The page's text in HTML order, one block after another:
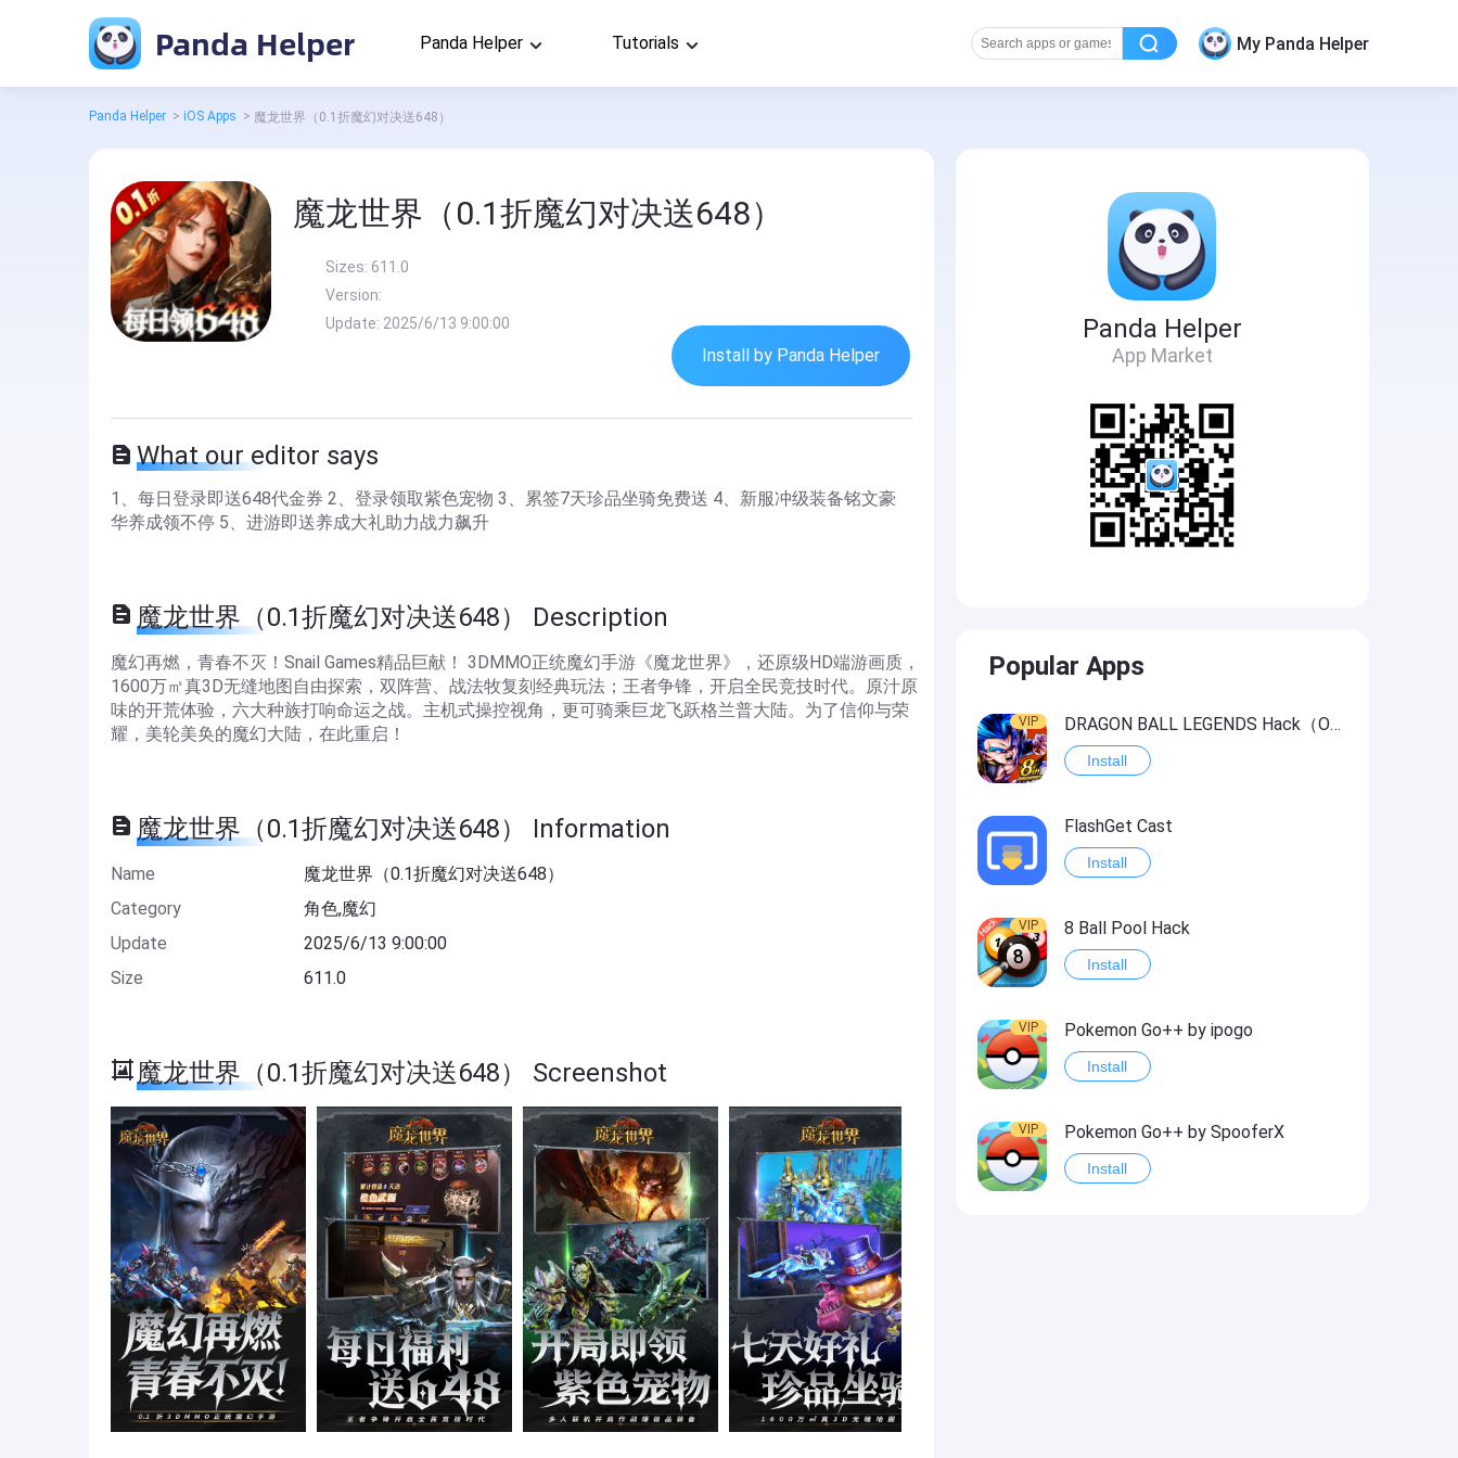
Panda Helper Panda Helper Tutorials My Panda Helper
Panda Helper > iOS Apps > 魔龙世界（0.1折魔幻对决送648）
魔龙世界（0.1折魔幻对决送648）
Sizes: 611.0
Version:
Update: 2025/6/13 9:00:00
Install by Panda Helper
What our editor says
1、每日登录即送648代金券 2、登录领取紫色宠物 3、累签7天珍品坐骑免费送 4、新服冲级装备铭文豪
华养成领不停 5、进游即送养成大礼助力战力飙升
魔龙世界（0.1折魔幻对决送648） Description
魔幻再燃，青春不灭！Snail Games精品巨献！ 3DMMO正统魔幻手游《魔龙世界》，还原级HD端游画质，
1600万㎡真3D无缝地图自由探索，双阵营、战法牧复刻经典玩法；王者争锋，开启全民竞技时代。原汁原
味的开荒体验，六大种族打响命运之战。主机式操控视角，更可骑乘巨龙飞跃格兰普大陆。为了信仰与荣
耀，美轮美奂的魔幻大陆，在此重启！
魔龙世界（0.1折魔幻对决送648） Information
Name
魔龙世界（0.1折魔幻对决送648）
Category
角色,魔幻
Update
2025/6/13 9:00:00
Size
611.0
魔龙世界（0.1折魔幻对决送648） Screenshot
Panda Helper
App Market
Popular Apps
VIP DRAGON BALL LEGENDS Hack（OneHitKill）
Install
FlashGet Cast
Install
VIP 8 Ball Pool Hack
Install
VIP Pokemon Go++ by ipogo
Install
VIP Pokemon Go++ by SpooferX
Install